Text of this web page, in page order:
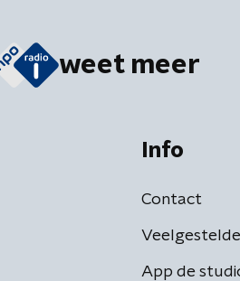
weet meer
Info
Contact
App de